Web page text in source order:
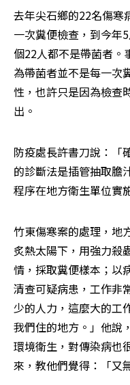
去年尖石鄉的22名傷寒
一次糞便檢查，到今年
個22人都不是帶菌者。
為帶菌者並不是每一次
性，也許只是因為檢查
出。
防疫處長許書刀說：「
的診斷法是插管抽取膽
程序在地方衛生單位實
竹東傷寒案的處理，地
炙熱太陽下，用強力殺
情，採取糞便樣本；以
清查可疑病患，工作非
少的人力，這麼大的工
我們住的地方。」他說
環境衛生，對傳染病也
來，教他們覺得：「又